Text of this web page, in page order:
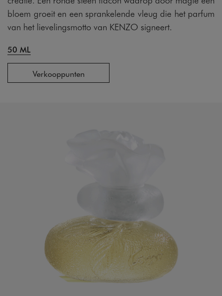
bloem groeit en een sprankelende vleug die het parfum
van het lievelingsmotto van KENZO signeert.
50 ML
Verkooppunten